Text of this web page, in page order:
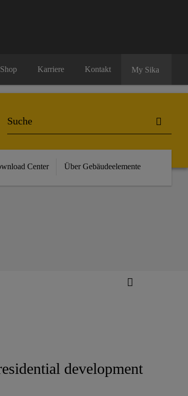
Karriere Kontakt My Sika
Center Über Gebäudeelemente
development